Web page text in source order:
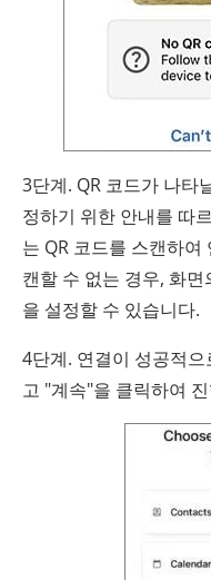
3단계. QR 코드가 나타
정하기 위한 안내를 따
는 QR 코드를 스캔하여
캔할 수 없는 경우, 화
을 설정할 수 있습니다.
4단계. 연결이 성공적
고 "계속"을 클릭하여